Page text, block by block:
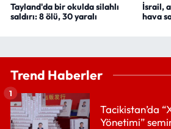
Tayland'da bir okulda silahlı
saldırı: 8 ölü, 30 yaralı
İsrail,
hava
Trend Haberler
Tacikistan’da
Yönetimi”
1